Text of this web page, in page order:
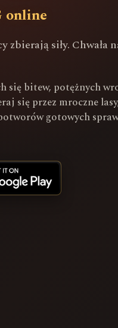
online
siły. Chwała
się bitew, potężnych
się przez mroczne
gotowych